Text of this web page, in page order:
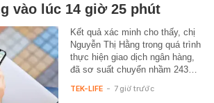
vào lúc 14 giờ 25 phút
Kết quả xác minh cho thấy, chị
Nguyễn Thị Hằng trong quá trình
thực hiện giao dịch ngân hàng,
đã sơ suất chuyển nhầm 243…
TEK-LIFE - 7 giờ trước